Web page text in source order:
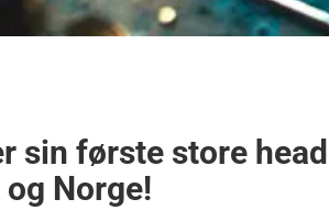
sin første store
og Norge!